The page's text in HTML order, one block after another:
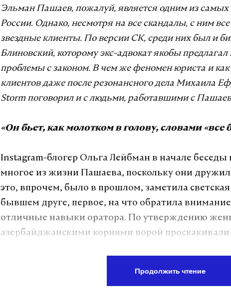
Эльман Пашаев, пожалуй, является одним из
России. Однако, несмотря на все скандалы, с ним
звездные клиенты. По версии СК, среди них был и
Блиновский, которому экс-адвокат якобы
проблемы с законом. В чем же феномен юриста и
клиентов даже после резонансного дела Михаила
Storm поговорил и с людьми, работавшими с
«Он бьет, как молотком в голову, словами «все
Instagram-блогер Ольга Лейбман в начале беседы
многое из жизни Пашаева, поскольку они
это, впрочем, было в прошлом, заметила
бывшем друге, первое, на что обратила
отличные навыки оратора. По утверждению
азербайджанскими корнями порой
Продолжить чтение